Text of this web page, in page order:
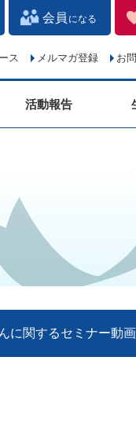
会員 になる
お
メルマガ登録
ス
活動報告
に関するセミナー動画